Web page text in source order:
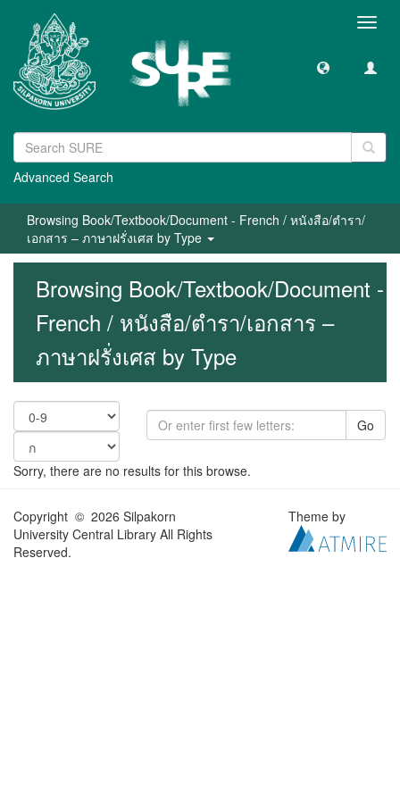
Advanced Search
Browsing Book/Textbook/Document - French / หนังสือ/ตำรา/
เอกสาร – ภาษาฝรั่งเศส by Type
Browsing Book/Textbook/Document -
French / หนังสือ/ตำรา/เอกสาร –
ภาษาฝรั่งเศส by Type
Go
Sorry, there are no results for this browse.
Copyright © 2026 Silpakorn
University Central Library All Rights
Reserved.
Theme by